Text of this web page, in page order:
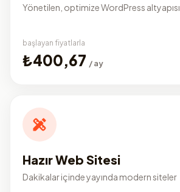
Yönetilen, optimize WordPress altyapısı
başlayan fiyatlarla
₺400,67 / ay
Hazır Web Sitesi
Dakikalar içinde yayında modern siteler